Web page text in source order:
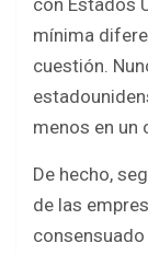
con Estados
mínima
cuestión.
menos en un
De hecho,
de las